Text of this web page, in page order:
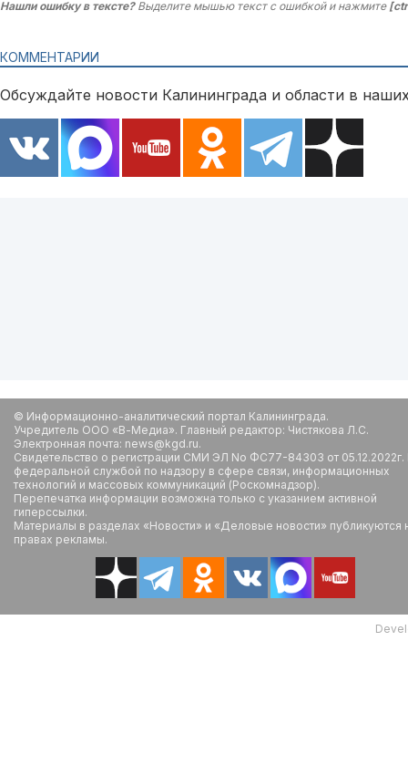
Нашли ошибку в тексте?Выделите мышью текст с ошибкой и нажмите
КОММЕНТАРИИ
Обсуждайте новости Калининграда и области в
© Информационно-аналитический портал Калининграда.
Учредитель ООО «В-Медиа». Главный редактор: Чистякова Л.С.
Электронная почта: news@kgd.ru.
Свидетельство о регистрации СМИ ЭЛ No ФС77-84303 от
федеральной службой по надзору в сфере связи, информационных
технологий и массовых коммуникаций (Роскомнадзор).
Перепечатка информации возможна только с указанием активной
гиперссылки.
Материалы в разделах «Новости» и «Деловые новости» публикуются
правах рекламы.